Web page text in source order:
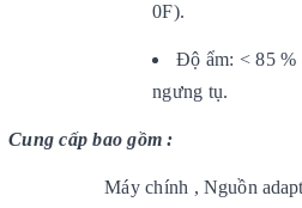
0F).
Độ ẩm: < 85 %
ngưng tụ.
Cung cấp bao gồm :
Máy chính , Nguồn